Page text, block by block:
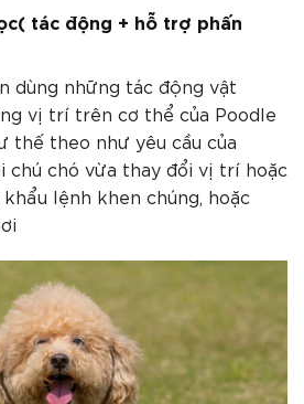
tác động + hỗ trợ phấn
dùng những tác động vật
vị trí trên cơ thể của Poodle
thế theo như yêu cầu của
chú chó vừa thay đổi vị trí hoặc
lệnh khen chúng, hoặc